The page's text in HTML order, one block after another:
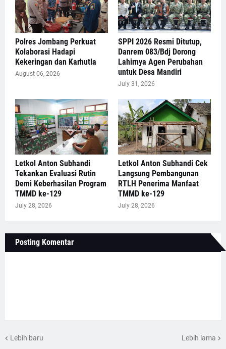
Polres Jombang Perkuat
Kolaborasi Hadapi
Kekeringan dan Karhutla
August 06, 2026
SPPI 2026 Resmi Ditutup,
Danrem 083/Bdj Dorong
Lahirnya Agen Perubahan
untuk Desa Mandiri
July 31, 2026
Letkol Anton Subhandi
Tekankan Evaluasi Rutin
Demi Keberhasilan Program
TMMD ke-129
July 28, 2026
Letkol Anton Subhandi Cek
Langsung Pembangunan
RTLH Penerima Manfaat
TMMD ke-129
July 28, 2026
Posting Komentar
Lebih baru Lebih lama